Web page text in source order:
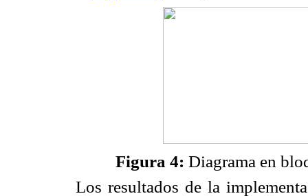
Figura 4: Diagrama en
Los resultados de la